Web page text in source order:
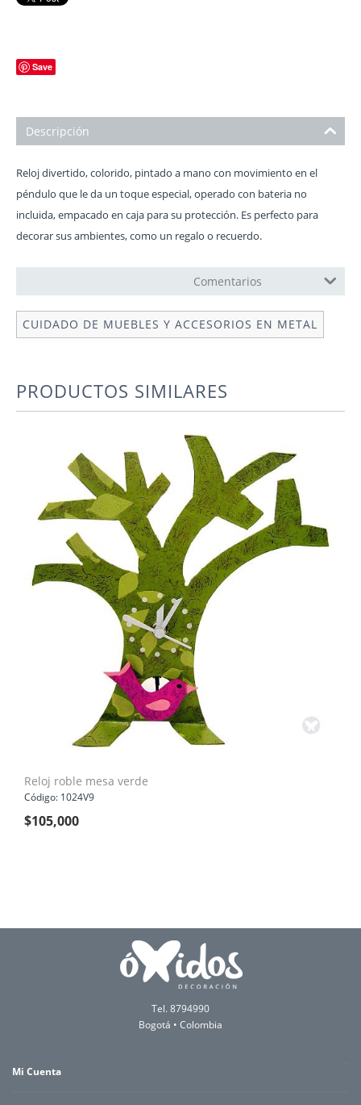
Save
Descripción
Reloj divertido, colorido, pintado a mano con movimiento en el
péndulo que le da un toque especial, operado con bateria no
incluida, empacado en caja para su protección. Es perfecto para
decorar sus ambientes, como un regalo o recuerdo.
CUIDADO DE MUEBLES Y ACCESORIOS EN METAL
Comentarios
PRODUCTOS SIMILARES
Reloj roble mesa verde
Código: 1024V9
$105,000
Tel. 8794990
Bogotá • Colombia
Mi Cuenta